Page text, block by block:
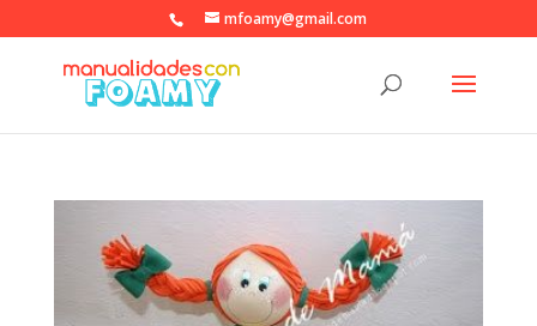
mfoamy@gmail.com